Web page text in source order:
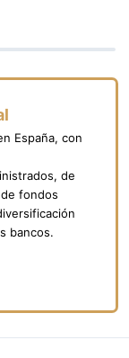
España, con
de
fondos
bancos.